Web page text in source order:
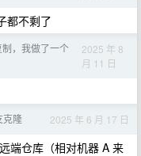
都不剩了
，我做了一个
2025 年 8
月 11 日
克隆 2025 年 6 月 17 日
端仓库（相对机器 A 来